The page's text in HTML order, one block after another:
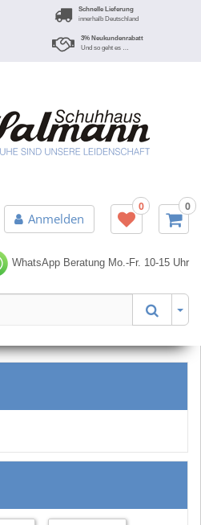
Schnelle Lieferung
innerhalb Deutschland
3% Neukundenrabatt
Und so geht es …
Anmelden
0 0
WhatsApp Beratung Mo.-Fr. 10-15 Uhr